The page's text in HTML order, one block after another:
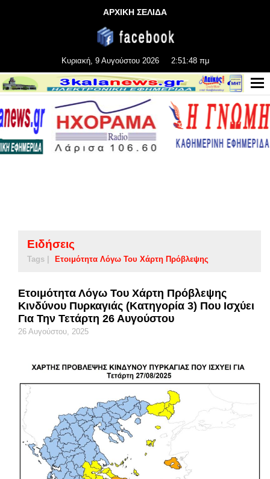
ΑΡΧΙΚΗ ΣΕΛΙΔΑ
Κυριακή, 9 Αυγούστου 2026 2:51:49 πμ
Ειδήσεις
Tags | Ετοιμότητα Λόγω Του Χάρτη Πρόβλεψης
Ετοιμότητα Λόγω Του Χάρτη Πρόβλεψης
Κινδύνου Πυρκαγιάς (κατηγορία 3) Που Ισχύει
Για Την Τετάρτη 26 Αυγούστου
26 Αυγούστου, 2025